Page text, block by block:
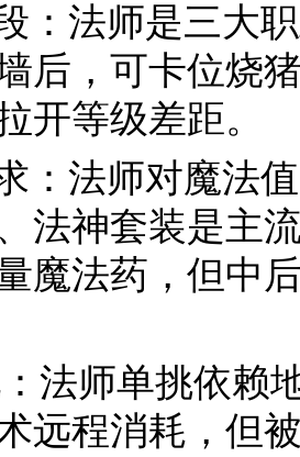
：法师是三大
后，可卡位烧
开等级差距。
：法师对魔法
法神套装是主
魔法药，但中
法师单挑依赖
远程消耗，但